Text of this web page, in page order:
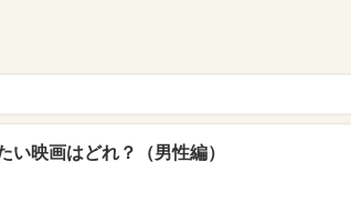
い映画はどれ？（男性編）